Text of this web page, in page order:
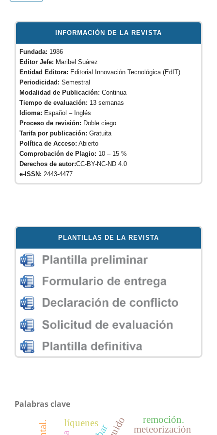
INFORMACIÓN DE LA REVISTA
Fundada: 1986
Editor Jefe: Maribel Suárez
Entidad Editora: Editorial Innovación Tecnológica (EdIT)
Periodicidad: Semestral
Modalidad de Publicación: Continua
Tiempo de evaluación: 13 semanas
Idioma: Español – Inglés
Proceso de revisión: Doble ciego
Tarifa por publicación: Gratuita
Política de Acceso: Abierto
Comprobación de Plagio: 10 – 15 %
Derechos de autor:CC-BY-NC-ND 4.0
e-ISSN: 2443-4477
PLANTILLAS DE LA REVISTA
Palabras clave
meteorización
líquenes remoción.